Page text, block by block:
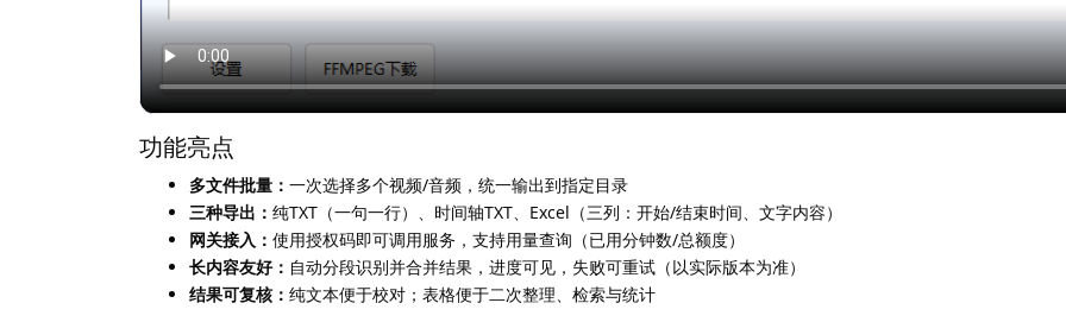
功能亮点
多文件批量： 一次选择多个视频/音频，统一输出到指定目录
三种导出： 纯TXT（⼀句⼀行）、时间轴TXT、Excel（三列：开始/结束时间、文字内容）
网关接入： 使用授权码即可调用服务，支持用量查询（已用分钟数/总额度）
长内容友好： 自动分段识别并合并结果，进度可见，失败可重试（以实际版本为准）
结果可复核： 纯文本便于校对；表格便于二次整理、检索与统计